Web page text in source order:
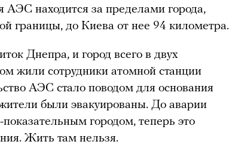
АЭС находится за пределами города,
границы, до Киева от нее 94 километра.
Днепра, и город всего в двух
жили сотрудники атомной станции
АЭС стало поводом для основания
были эвакуированы. До аварии
городом, теперь это
Жить там нельзя.